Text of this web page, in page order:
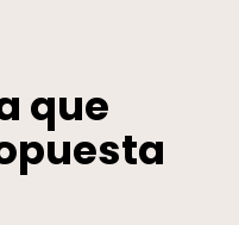
que